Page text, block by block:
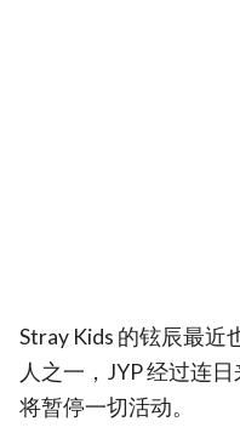
Stray Kids 的铉辰最近
人之一，JYP 经过连
将暂停一切活动。